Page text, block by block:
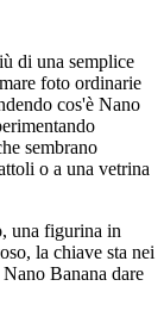
di una semplice
foto ordinarie
cos'è Nano
sembrano
o a una vetrina
una figurina in
la chiave sta nei
Banana dare